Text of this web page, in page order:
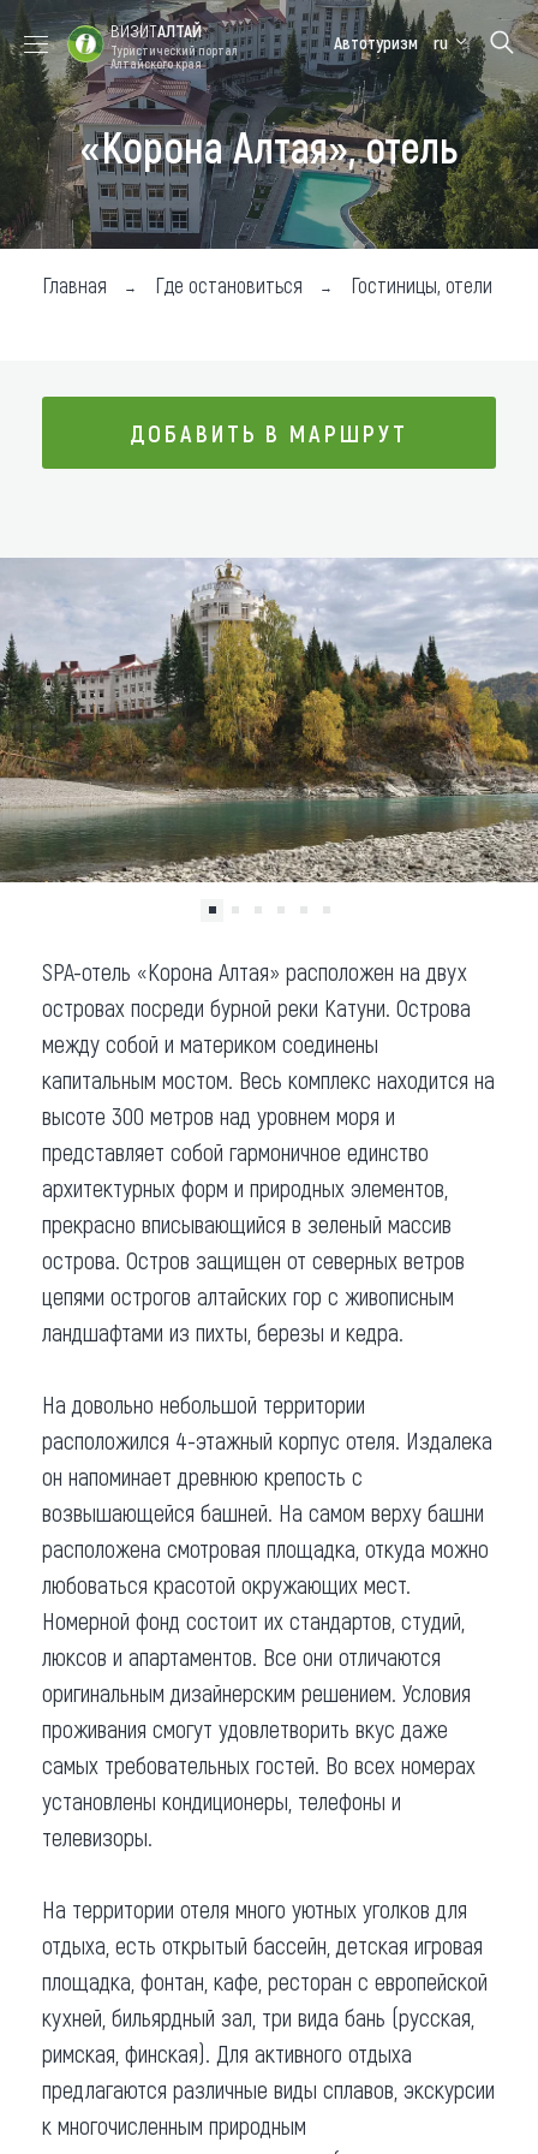
Форум VISIT
ALTAI
Цветение
маральника
Медицинский
форум
Алтайская
зимовка
Туры
Где поесть
Карта
Что привезти (сувениры)
О регионе
Коллекция впечатлений
Другие рубрики
ВИЗИТАЛТАЙ
Туристический портал
Алтайского края
Автотуризм ru
«Корона Алтая», отель
Главная Где остановиться Гостиницы, отели
ДОБАВИТЬ В МАРШРУТ
SPA-отель «Корона Алтая» расположен на двух
островах посреди бурной реки Катуни. Острова
между собой и материком соединены
капитальным мостом. Весь комплекс находится на
высоте 300 метров над уровнем моря и
представляет собой гармоничное единство
архитектурных форм и природных элементов,
прекрасно вписывающийся в зеленый массив
острова. Остров защищен от северных ветров
цепями острогов алтайских гор с живописным
ландшафтами из пихты, березы и кедра.
На довольно небольшой территории
расположился 4-этажный корпус отеля. Издалека
он напоминает древнюю крепость с
возвышающейся башней. На самом верху башни
расположена смотровая площадка, откуда можно
любоваться красотой окружающих мест.
Номерной фонд состоит их стандартов, студий,
люксов и апартаментов. Все они отличаются
оригинальным дизайнерским решением. Условия
проживания смогут удовлетворить вкус даже
самых требовательных гостей. Во всех номерах
установлены кондиционеры, телефоны и
телевизоры.
На территории отеля много уютных уголков для
отдыха, есть открытый бассейн, детская игровая
площадка, фонтан, кафе, ресторан с европейской
кухней, бильярдный зал, три вида бань (русская,
римская, финская). Для активного отдыха
предлагаются различные виды сплавов, экскурсии
к многочисленным природным